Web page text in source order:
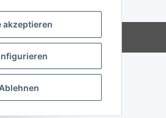
akzeptieren